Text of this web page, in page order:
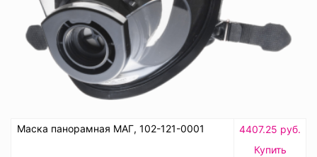
Маска панорамная МАГ, 102-121-0001
4407.25 руб.
Купить